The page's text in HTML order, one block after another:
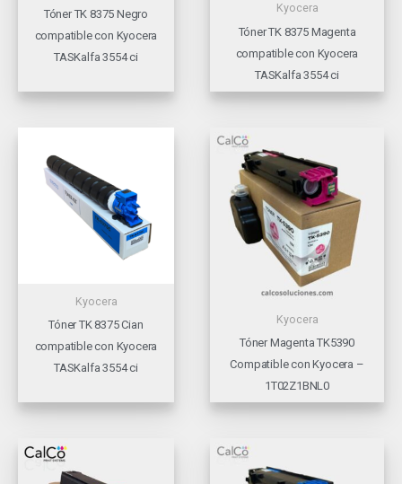
Tóner TK 8375 Negro
compatible con Kyocera
TASKalfa 3554 ci
Kyocera
Tóner TK 8375 Magenta
compatible con Kyocera
TASKalfa 3554 ci
Kyocera
Tóner TK 8375 Cian
compatible con Kyocera
TASKalfa 3554 ci
Kyocera
Tóner Magenta TK5390
Compatible con Kyocera –
1T02Z1BNL0